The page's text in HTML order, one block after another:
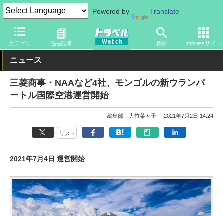
Powered by Translate
カテゴリ 過去記事 検索 Impressサイト
トラベル Watch 地域 海外旅行 東アジア
ニュース
三菱商事・NAAなど4社、モンゴルの新ウランバ
ートル国際空港運営開始
編集部：大竹菜々子 2021年7月2日 14:24
リスト
2021年7月4日 運営開始